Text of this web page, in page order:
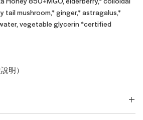
tail mushroom,* ginger,* astragalus,*
vegetable glycerin *certified
明）